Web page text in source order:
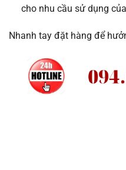
cho nhu cầu sử dụng
Nhanh tay đặt hàng để